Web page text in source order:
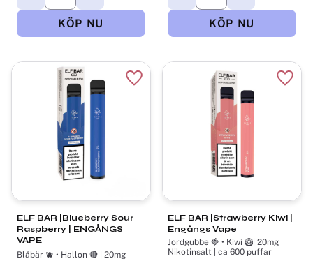
ELF BAR |Blueberry Sour
Raspberry | ENGÅNGS
VAPE
Blåbär 🫐 • Hallon 🔴 | 20mg
Lägg till i favoriter
ELF BAR |Strawberry Kiwi |
Engångs Vape
Jordgubbe 🍓 • Kiwi 🥝| 20mg
Nikotinsalt | ca 600 puffar